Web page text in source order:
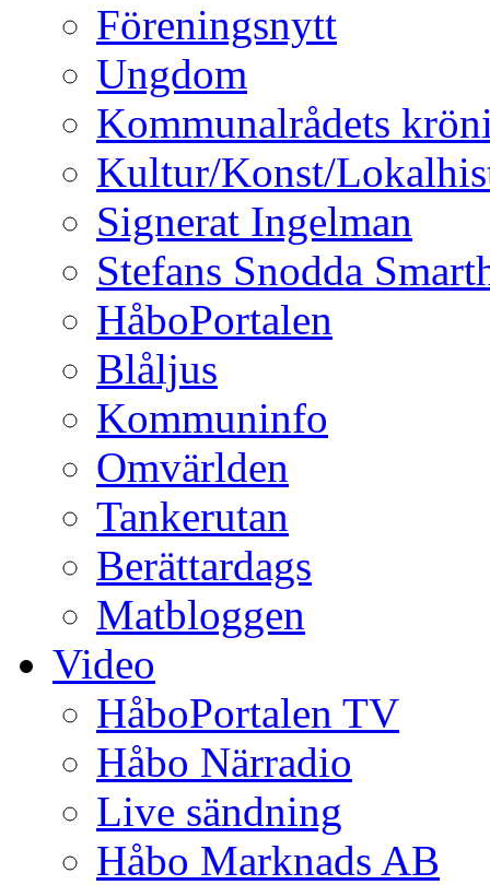
Föreningsnytt
Ungdom
Kommunalrådets
Kultur/Konst/
Signerat Ingelman
Stefans Snodda
HåboPortalen
Blåljus
Kommuninfo
Omvärlden
Tankerutan
Berättardags
Matbloggen
Video
HåboPortalen TV
Håbo Närradio
Live sändning
Håbo Marknads AB